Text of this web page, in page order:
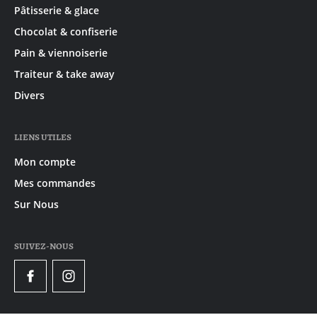
Pâtisserie & glace
Chocolat & confiserie
Pain & viennoiserie
Traiteur & take away
Divers
LIENS UTILES
Mon compte
Mes commandes
Sur Nous
SUIVEZ-NOUS
FacebookInstagram